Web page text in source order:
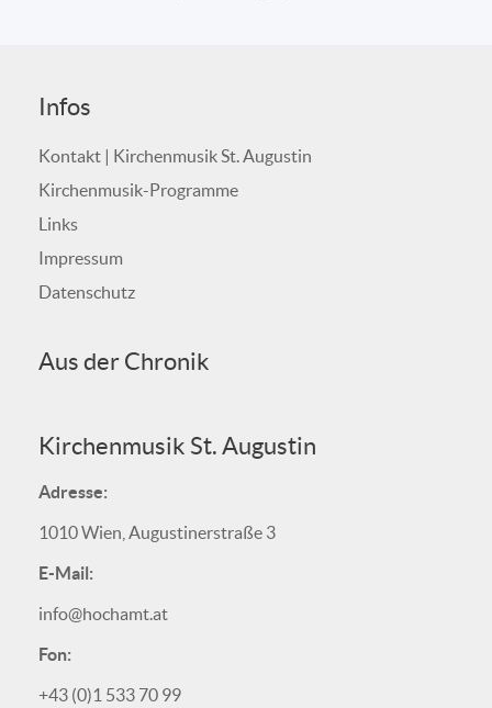
Infos
Kontakt | Kirchenmusik St. Augustin
Kirchenmusik-Programme
Links
Impressum
Datenschutz
Aus der Chronik
Kirchenmusik St. Augustin
Adresse:
1010 Wien, Augustinerstraße 3
E-Mail:
info@hochamt.at
Fon:
+43 (0)1 533 70 99